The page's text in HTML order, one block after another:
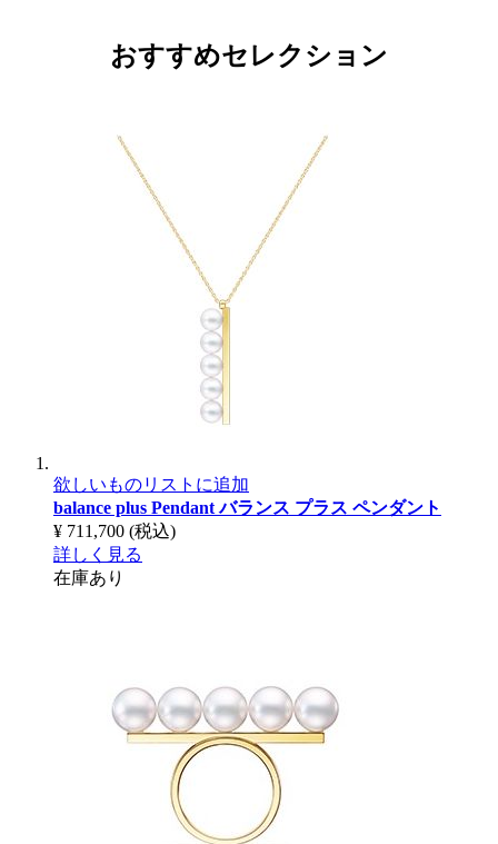
おすすめセレクション
欲しいものリストに追加
balance plus Pendantバランス プラス ペンダント
¥ 711,700 (税込)
詳しく見る
在庫あり